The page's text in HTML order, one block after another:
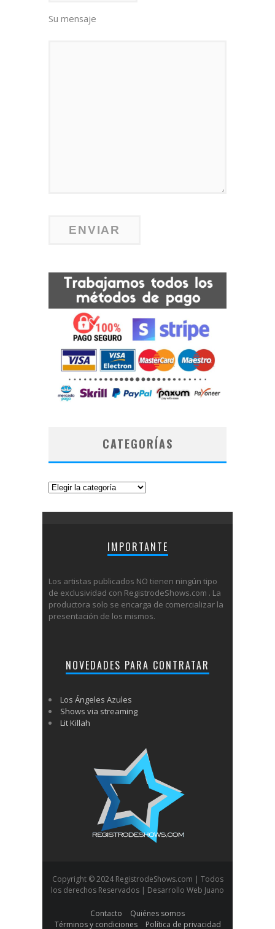
Su mensaje
CATEGORÍAS
Categorías
IMPORTANTE
Los artistas publicados NO tienen ningún tipo
de exclusividad con RegistrodeShows.com . La
productora solo se encarga de comercializar la
presentación de los mismos.
NOVEDADES PARA CONTRATAR
Los Ángeles Azules
Shows via streaming
Lit Killah
Copyright © 2024 RegistrodeShows.com | Todos
los derechos Reservados | Desarrollo Web Juano
Contacto
Quiénes somos
Términos y condiciones
Política de privacidad